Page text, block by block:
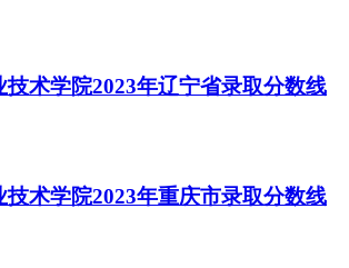
术学院2023年辽宁省录取分数线
术学院2023年重庆市录取分数线